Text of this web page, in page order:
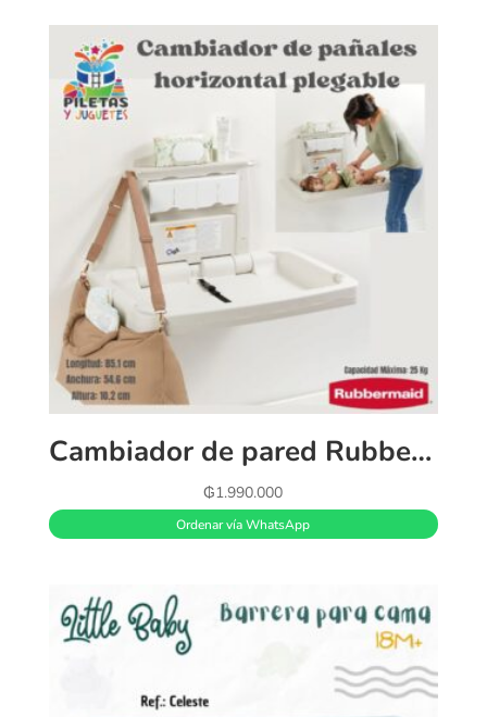
Cambiador de pared Rubbermaid
₲1.990.000
Ordenar vía WhatsApp